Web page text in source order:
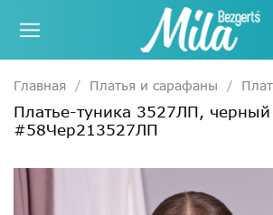
Главная Платья и сарафаны
Платье-туника 3527ЛП, черный
#58Чер213527ЛП